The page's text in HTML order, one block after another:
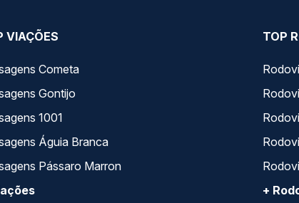
VIAÇÕES
Cometa
Gontijo
1001
Águia Branca
Pássaro Marron
TOP
+